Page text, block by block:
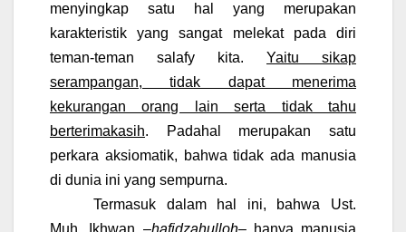
menyingkap satu hal yang merupakan
karakteristik yang sangat melekat pada diri
teman-teman salafy kita. Yaitu sikap
serampangan, tidak dapat menerima
kekurangan orang lain serta tidak tahu
berterimakasih. Padahal merupakan satu
perkara aksiomatik, bahwa tidak ada manusia
di dunia ini yang sempurna.
Termasuk dalam hal ini, bahwa Ust.